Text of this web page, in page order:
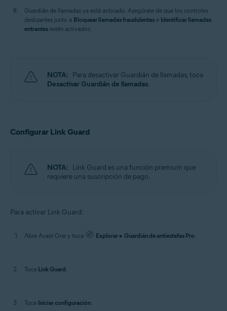
Guardián de llamadas ya está activado. Asegúrate de que los controles
deslizantes junto a Bloquear llamadas fraudulentas e Identificar llamadas
entrantes estén activados.
NOTA: Para desactivar Guardián de llamadas, toca
Desactivar Guardián de llamadas.
Configurar Link Guard
NOTA: Link Guard es una función premium que
requiere una suscripción de pago.
Para activar Link Guard:
Abre Avast One y toca Explorar ▸ Guardián de antiestafas Pro.
Toca Link Guard.
Toca Iniciar configuración.